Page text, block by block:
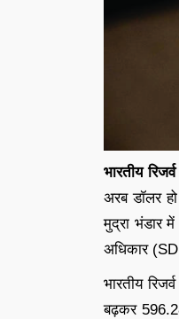
भारतीय
अरब डॉलर
मुद्रा भंडार
अधिकार
भारतीय
बढ़कर